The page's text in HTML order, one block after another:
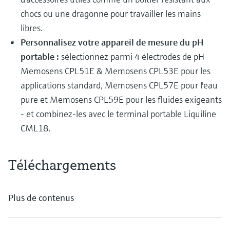
chocs ou une dragonne pour travailler les mains
libres.
Personnalisez votre appareil de mesure du pH
portable : sélectionnez parmi 4 électrodes de pH -
Memosens CPL51E & Memosens CPL53E pour les
applications standard, Memosens CPL57E pour l'eau
pure et Memosens CPL59E pour les fluides exigeants
- et combinez-les avec le terminal portable Liquiline
CML18.
Téléchargements
Plus de contenus